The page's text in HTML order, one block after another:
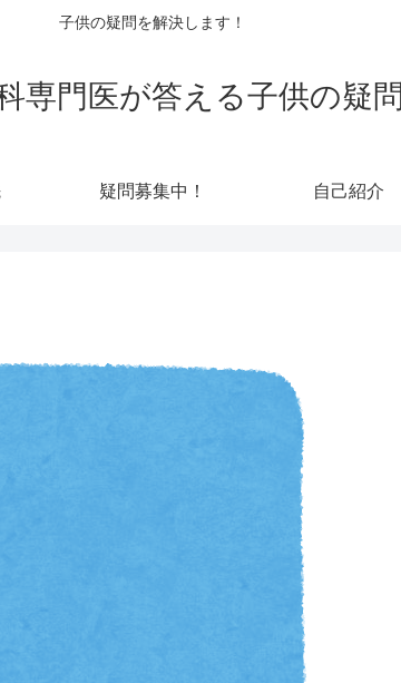
子供の疑問を解決します！
専門医が答える子供の疑問
疑問募集中！ 自己紹介